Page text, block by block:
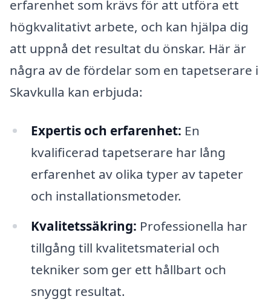
erfarenhet som krävs för att utföra ett
högkvalitativt arbete, och kan hjälpa dig
att uppnå det resultat du önskar. Här är
några av de fördelar som en tapetserare i
Skavkulla kan erbjuda:
Expertis och erfarenhet: En
kvalificerad tapetserare har lång
erfarenhet av olika typer av tapeter
och installationsmetoder.
Kvalitetssäkring: Professionella har
tillgång till kvalitetsmaterial och
tekniker som ger ett hållbart och
snyggt resultat.